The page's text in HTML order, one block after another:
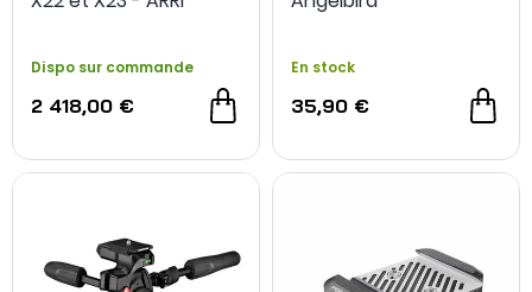
Dispo sur commande
2 418,00 €
En stock
35,90 €